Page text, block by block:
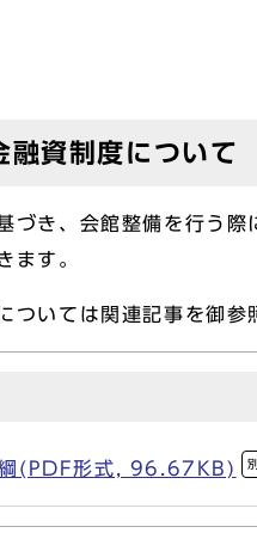
融資制度について
づき、会館整備を行う
ます。
いては関連記事を御参
綱(PDF形式, 96.67KB)